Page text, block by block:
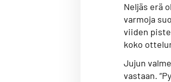
Neljäs erä
varmoja
viiden
koko
Jujun
vastaan.